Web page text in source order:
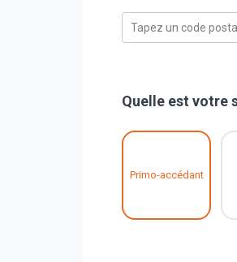
Tapez un code
Quelle est votre
Primo-accédant